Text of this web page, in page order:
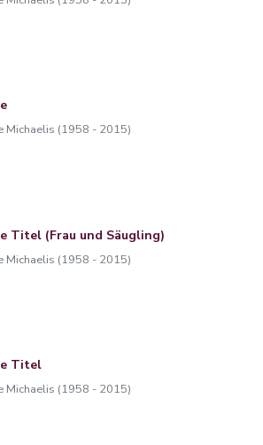
Michaelis (1958 - 2015)
Titel (Frau und Säugling)
Michaelis (1958 - 2015)
Titel
Michaelis (1958 - 2015)